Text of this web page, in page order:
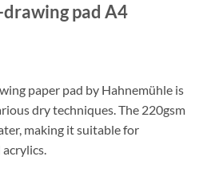
drawing pad A4
paper pad by Hahnemühle is
dry techniques. The 220gsm
making it suitable for